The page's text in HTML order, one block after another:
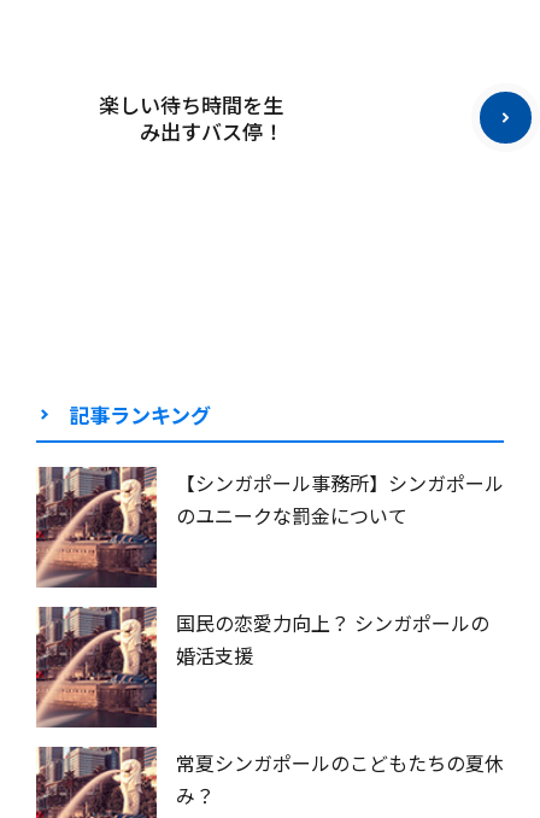
楽しい待ち時間を生
み出すバス停！
記事ランキング
【シンガポール事務所】シンガポール
のユニークな罰金について
国民の恋愛力向上？ シンガポールの
婚活支援
常夏シンガポールのこどもたちの夏休
み？